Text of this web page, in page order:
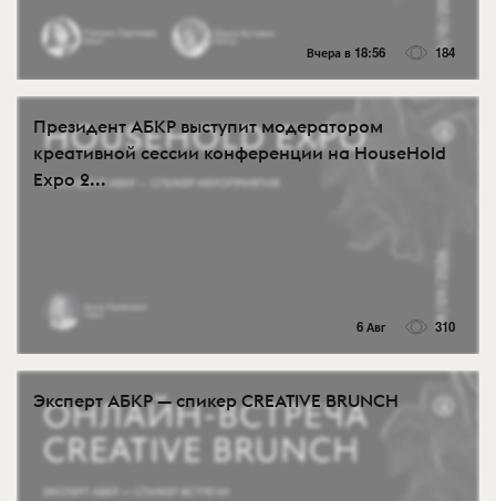
Вчера в 18:56 184
Президент АБКР выступит модератором
креативной сессии конференции на HouseHold
Expo 2...
6 Авг 310
Эксперт АБКР — спикер CREATIVE BRUNCH